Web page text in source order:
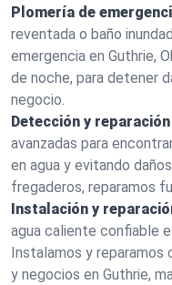
Plomería de
reventada o baño
emergencia en Guthrie,
de noche, para detener
negocio.
Detección y
avanzadas para
en agua y evitando
fregaderos, reparamos
Instalación y
agua caliente confiable
Instalamos y reparamos
y negocios en Guthrie,